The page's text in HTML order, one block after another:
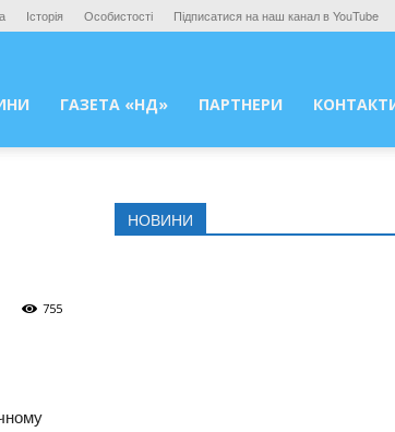
Історія Особистості Підписатися на наш канал в YouTube
ГАЗЕТА «НД» ПАРТНЕРИ
755
НОВИНИ